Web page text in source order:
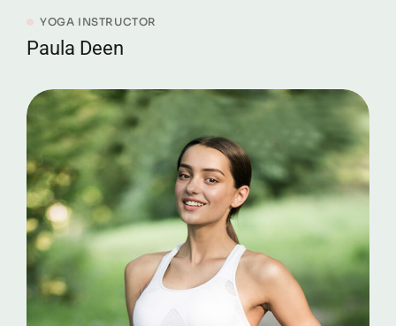
YOGA INSTRUCTOR
Paula Deen